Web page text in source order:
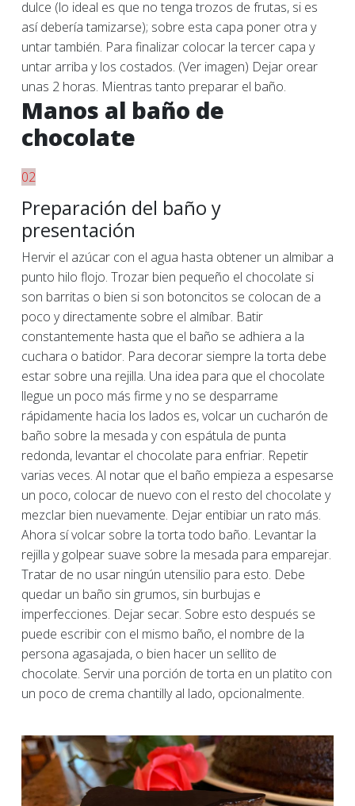
dulce (lo ideal es que no tenga trozos de frutas, si es
así debería tamizarse); sobre esta capa poner otra y
untar también. Para finalizar colocar la tercer capa y
untar arriba y los costados. (Ver imagen) Dejar orear
unas 2 horas. Mientras tanto preparar el baño.
Manos al baño de
chocolate
02
Preparación del baño y
presentación
Hervir el azúcar con el agua hasta obtener un almibar a
punto hilo flojo. Trozar bien pequeño el chocolate si
son barritas o bien si son botoncitos se colocan de a
poco y directamente sobre el almíbar. Batir
constantemente hasta que el baño se adhiera a la
cuchara o batidor. Para decorar siempre la torta debe
estar sobre una rejilla. Una idea para que el chocolate
llegue un poco más firme y no se desparrame
rápidamente hacia los lados es, volcar un cucharón de
baño sobre la mesada y con espátula de punta
redonda, levantar el chocolate para enfriar. Repetir
varias veces. Al notar que el baño empieza a espesarse
un poco, colocar de nuevo con el resto del chocolate y
mezclar bien nuevamente. Dejar entibiar un rato más.
Ahora sí volcar sobre la torta todo baño. Levantar la
rejilla y golpear suave sobre la mesada para emparejar.
Tratar de no usar ningún utensilio para esto. Debe
quedar un baño sin grumos, sin burbujas e
imperfecciones. Dejar secar. Sobre esto después se
puede escribir con el mismo baño, el nombre de la
persona agasajada, o bien hacer un sellito de
chocolate. Servir una porción de torta en un platito con
un poco de crema chantilly al lado, opcionalmente.